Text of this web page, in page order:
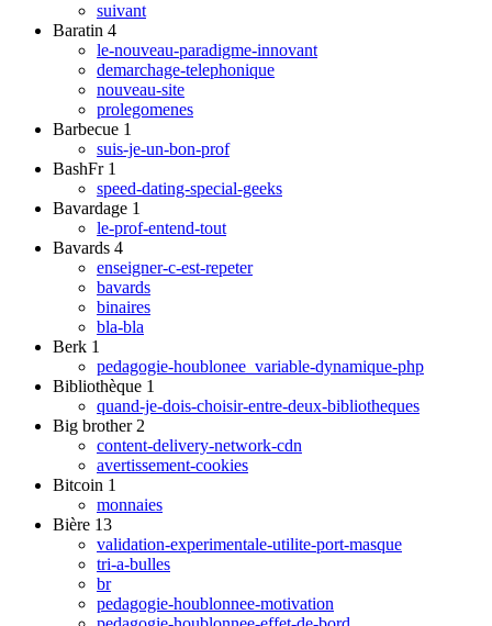
suivant
Baratin 4
le-nouveau-paradigme-innovant
demarchage-telephonique
nouveau-site
prolegomenes
Barbecue 1
suis-je-un-bon-prof
BashFr 1
speed-dating-special-geeks
Bavardage 1
le-prof-entend-tout
Bavards 4
enseigner-c-est-repeter
bavards
binaires
bla-bla
Berk 1
pedagogie-houblonee_variable-dynamique-php
Bibliothèque 1
quand-je-dois-choisir-entre-deux-bibliotheques
Big brother 2
content-delivery-network-cdn
avertissement-cookies
Bitcoin 1
monnaies
Bière 13
validation-experimentale-utilite-port-masque
tri-a-bulles
br
pedagogie-houblonnee-motivation